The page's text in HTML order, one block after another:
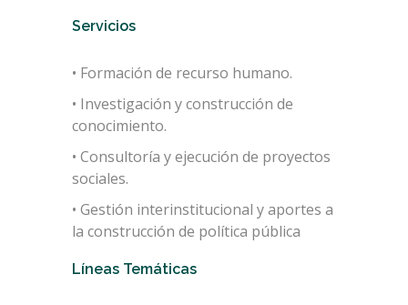
Servicios
• Formación de recurso humano.
• Investigación y construcción de
conocimiento.
• Consultoría y ejecución de proyectos
sociales.
• Gestión interinstitucional y aportes a
la construcción de política pública
Líneas Temáticas